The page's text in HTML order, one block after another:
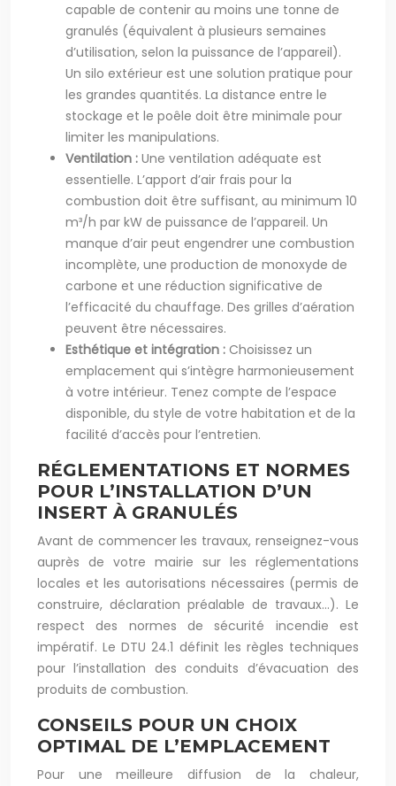
capable de contenir au moins une tonne de
granulés (équivalent à plusieurs semaines
d’utilisation, selon la puissance de l’appareil).
Un silo extérieur est une solution pratique pour
les grandes quantités. La distance entre le
stockage et le poêle doit être minimale pour
limiter les manipulations.
Ventilation : Une ventilation adéquate est
essentielle. L’apport d’air frais pour la
combustion doit être suffisant, au minimum 10
m³/h par kW de puissance de l’appareil. Un
manque d’air peut engendrer une combustion
incomplète, une production de monoxyde de
carbone et une réduction significative de
l’efficacité du chauffage. Des grilles d’aération
peuvent être nécessaires.
Esthétique et intégration : Choisissez un
emplacement qui s’intègre harmonieusement
à votre intérieur. Tenez compte de l’espace
disponible, du style de votre habitation et de la
facilité d’accès pour l’entretien.
RÉGLEMENTATIONS ET NORMES
POUR L’INSTALLATION D’UN
INSERT À GRANULÉS
Avant de commencer les travaux, renseignez-vous
auprès de votre mairie sur les réglementations
locales et les autorisations nécessaires (permis de
construire, déclaration préalable de travaux…). Le
respect des normes de sécurité incendie est
impératif. Le DTU 24.1 définit les règles techniques
pour l’installation des conduits d’évacuation des
produits de combustion.
CONSEILS POUR UN CHOIX
OPTIMAL DE L’EMPLACEMENT
Pour une meilleure diffusion de la chaleur,